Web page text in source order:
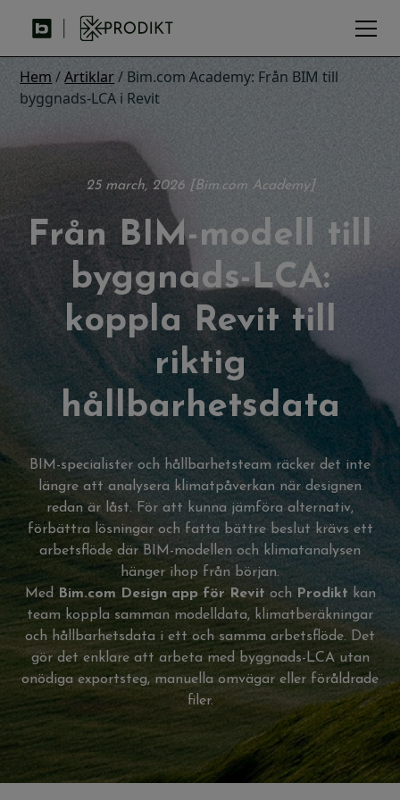
Hem /Artiklar/ Bim.com Academy: Från BIM till
byggnads-LCA i Revit
25 march, 2026 [Bim.com Academy]
Från BIM-modell till
byggnads-LCA:
koppla Revit till
riktig
hållbarhetsdata
BIM-specialister och hållbarhetsteam räcker det inte
längre att analysera klimatpåverkan när designen
redan är låst. För att kunna jämföra alternativ,
förbättra lösningar och fatta bättre beslut krävs ett
arbetsflöde där BIM-modellen och klimatanalysen
hänger ihop från början.
Med
Bim.com Design app för Revit och Prodikt kan
team koppla samman modelldata, klimatberäkningar
och hållbarhetsdata i ett och samma arbetsflöde. Det
gör det enklare att arbeta med byggnads-LCA utan
onödiga exportsteg, manuella omvägar eller föråldrade
filer.